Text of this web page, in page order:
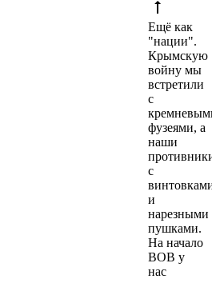
Ещё как
"нации".
Крымскую
войну мы
встретили
с
фузеями, а
наши
с
и
нарезными
пушками.
На начало
ВОВ у
нас